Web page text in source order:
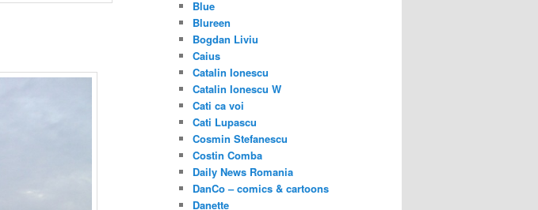
Blue
Blureen
Bogdan Liviu
Caius
Catalin Ionescu
Catalin Ionescu W
Cati ca voi
Cati Lupascu
Cosmin Stefanescu
Costin Comba
Daily News Romania
DanCo – comics & cartoons
Danette